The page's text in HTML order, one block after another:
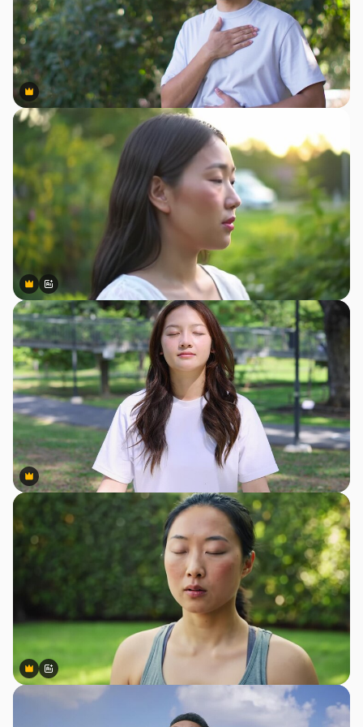
Premium
Premium
Premium
Premium
สร้างขึ้นโดย AI
Premium
Premium
Premium
Premium
สร้างขึ้นโดย AI